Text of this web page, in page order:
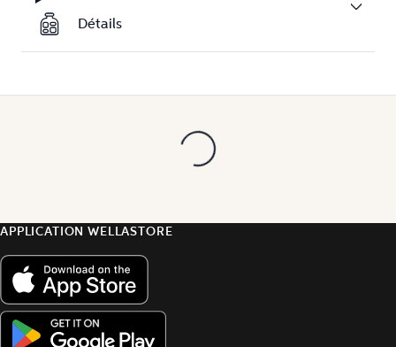
Détails
APPLICATION WELLASTORE